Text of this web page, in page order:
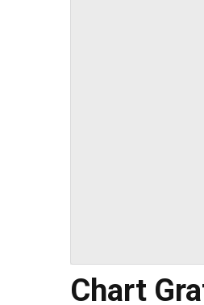
Chart